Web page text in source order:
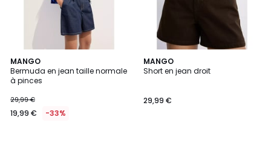
MANGO
Bermuda en jean taille normale
à pinces
29,99 €
19,99 € -33%
MANGO
Short en jean droit
29,99 €